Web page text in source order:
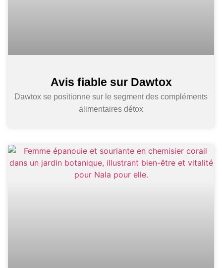
Avis fiable sur Dawtox
Dawtox se positionne sur le segment des compléments
alimentaires détox